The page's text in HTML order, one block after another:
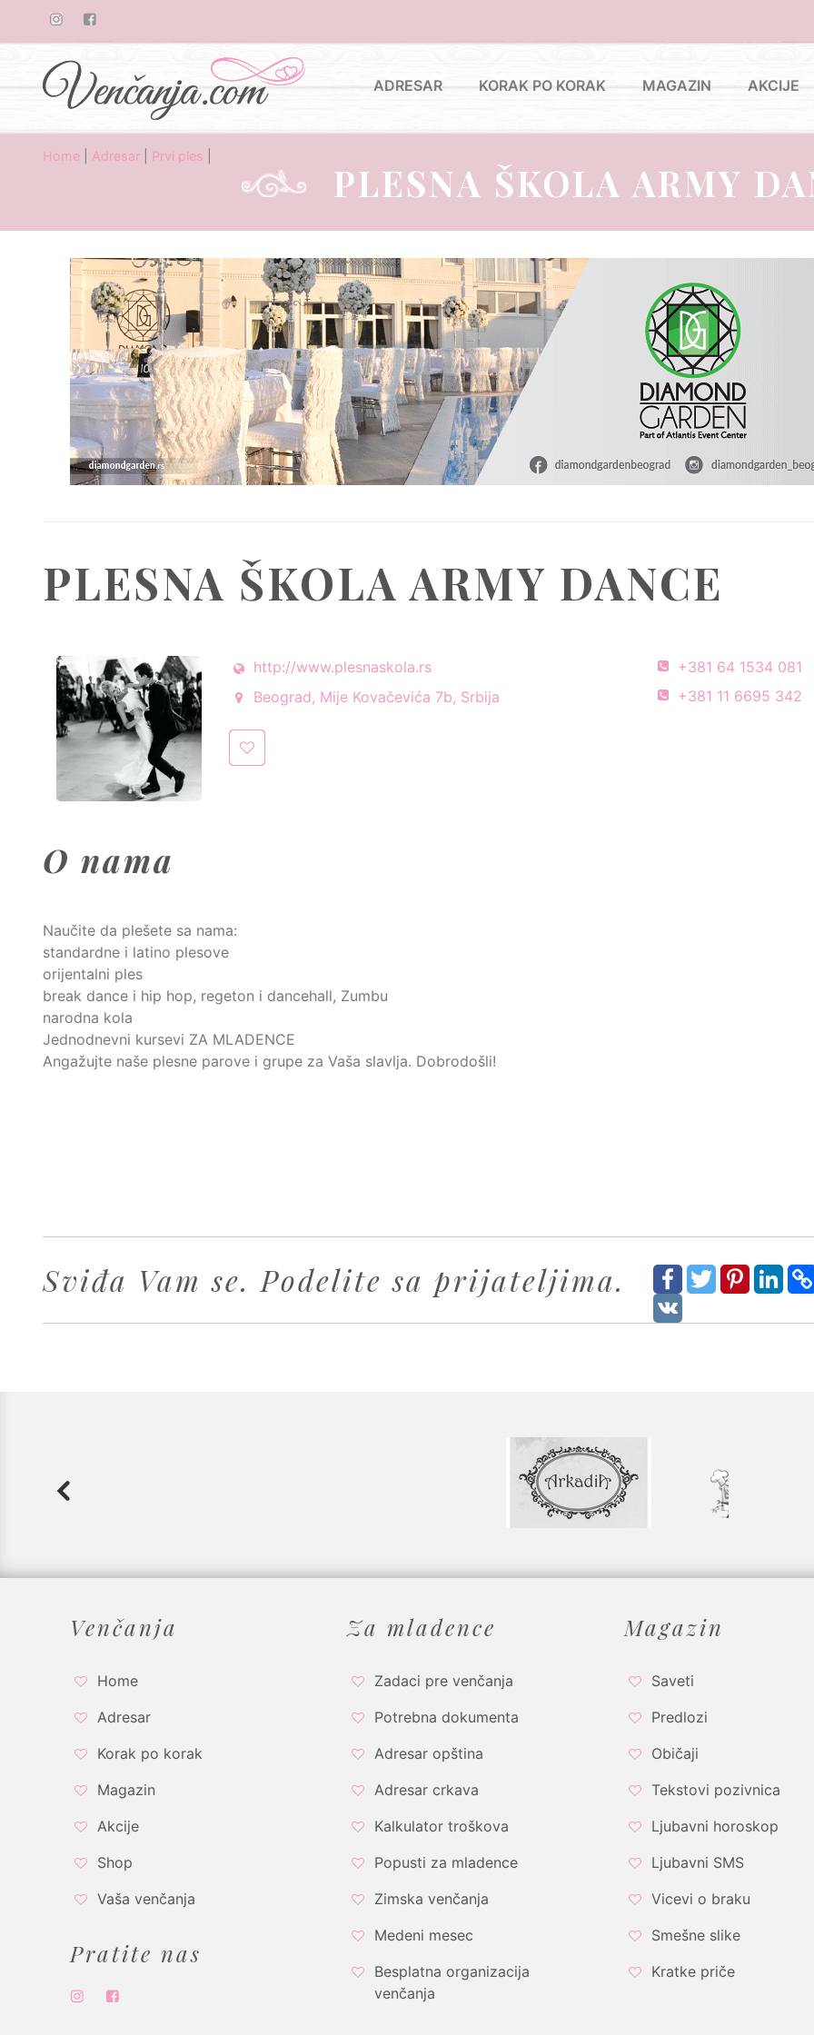
ADRESAR KORAK PO KORAK MAGAZIN AKCIJE
Home Adresar Prvi ples
PLESNA ŠKOLA ARMY
PLESNA ŠKOLA ARMY DANCE
http://www.plesnaskola.rs
Beograd, Mije Kovačevića 7b, Srbija
+381 64 1534 081
+381 11 6695 342
O nama
Naučite da plešete sa nama:
standardne i latino plesove
orijentalni ples
break dance i hip hop, regeton i dancehall, Zumbu
narodna kola
Jednodnevni kursevi ZA MLADENCE
Angažujte naše plesne parove i grupe za Vaša slavlja. Dobrodošli!
Sviđa Vam se. Podelite sa prijateljima.
Venčanja
Home
Adresar
Korak po korak
Magazin
Akcije
Shop
Vaša venčanja
Pratite nas
Za mladence
Zadaci pre venčanja
Potrebna dokumenta
Adresar opština
Adresar crkava
Kalkulator troškova
Popusti za mladence
Zimska venčanja
Medeni mesec
Besplatna organizacija
venčanja
Magazin
Saveti
Predlozi
Običaji
Tekstovi pozivnica
Ljubavni horoskop
Ljubavni SMS
Vicevi o braku
Smešne slike
Kratke priče